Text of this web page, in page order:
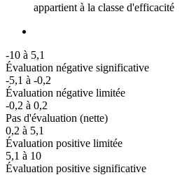
appartient à la classe d'efficacité
-10 à 5,1
Évaluation négative significative
-5,1 à -0,2
Évaluation négative limitée
-0,2 à 0,2
Pas d'évaluation (nette)
0,2 à 5,1
Évaluation positive limitée
5,1 à 10
Évaluation positive significative